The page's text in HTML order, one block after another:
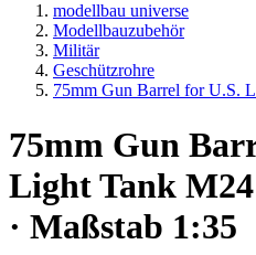
modellbau universe
Modellbauzubehör
Militär
Geschützrohre
75mm Gun Barrel for U.S.
75mm Gun
Light Tank
· Maßstab 1:35